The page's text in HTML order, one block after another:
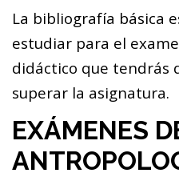
La bibliografía básica
estudiar para el
didáctico que tendrás
superar la asignatura.
EXÁMENES